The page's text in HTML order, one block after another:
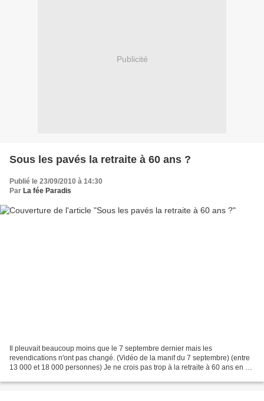
Publicité
Sous les pavés la retraite à 60 ans ?
Publié le 23/09/2010 à 14:30
Par La fée Paradis
Il pleuvait beaucoup moins que le 7 septembre dernier mais les
revendications n'ont pas changé. (Vidéo de la manif du 7 septembre) (entre
13 000 et 18 000 personnes) Je ne crois pas trop à la retraite à 60 ans en ce